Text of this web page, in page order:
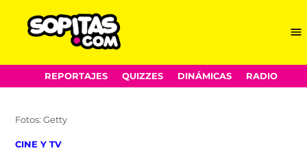
Skip
to
REPORTAJES QUIZZES DINÁMICAS RADIO
Fotos: Getty
POSTED
CINE Y TV